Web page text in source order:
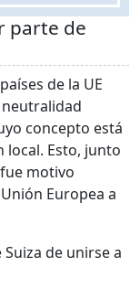
parte de
de la UE
neutralidad
concepto está
local. Esto, junto
motivo
Europea a
de unirse a